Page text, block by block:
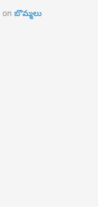
onబొమ్మలు